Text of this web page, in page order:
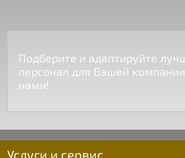
Подберите и адаптируйте
персонал для Вашей
нами!
Услуги и сервис